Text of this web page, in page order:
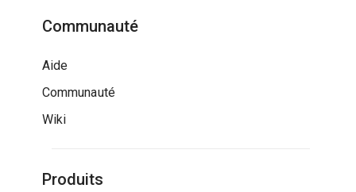
Communauté
Aide
Communauté
Wiki
Produits